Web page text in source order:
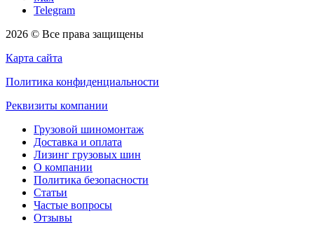
Telegram
2026 © Все права защищены
Карта сайта
Политика конфиденциальности
Реквизиты компании
Грузовой шиномонтаж
Доставка и оплата
Лизинг грузовых шин
О компании
Политика безопасности
Статьи
Частые вопросы
Отзывы